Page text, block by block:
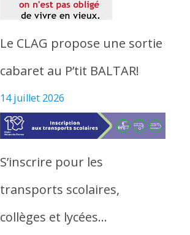
Le CLAG propose une sortie
cabaret au P’tit BALTAR!
14 juillet 2026
S’inscrire pour les
transports scolaires,
collèges et lycées…